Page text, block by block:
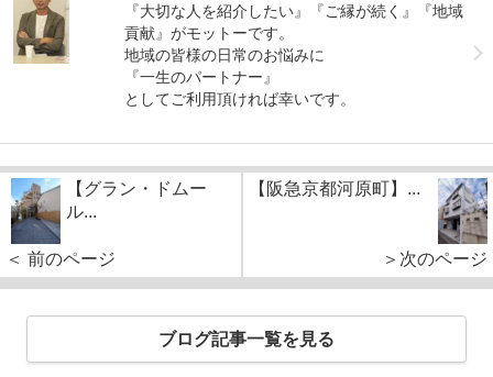
『大切な人を紹介したい』『ご縁が続く』『地域
貢献』がモットーです。
地域の皆様の日常のお悩みに
『一生のパートナー』
としてご利用頂ければ幸いです。
【グラン・ドムー
ル...
＜ 前のページ
【阪急京都河原町】...
＞次のページ
ブログ記事一覧を見る